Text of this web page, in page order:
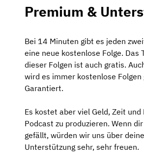
Premium &
Bei 14 Minuten gibt es jeden
eine neue kostenlose Folge. Das
dieser Folgen ist auch gratis.
wird es immer kostenlose Folgen
Garantiert.
Es kostet aber viel Geld, Zeit und
Podcast zu produzieren. Wenn
gefällt, würden wir uns über deine
Unterstützung sehr, sehr freuen.